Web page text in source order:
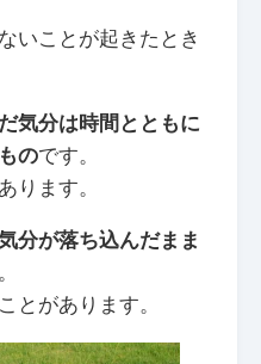
いことが起きたとき
気分は時間とともに
のです。
ります。
分が落ち込んだまま
とがあります。